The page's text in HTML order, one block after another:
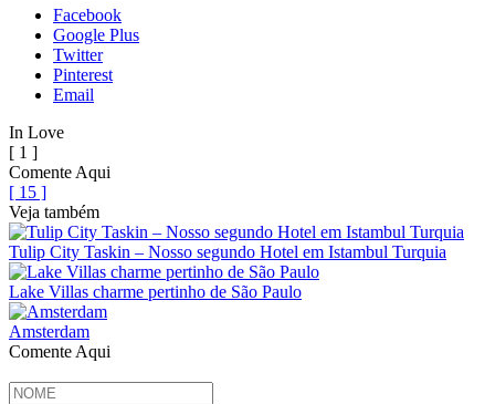
Facebook
Google Plus
Twitter
Pinterest
Email
In Love
[ 1 ]
Comente Aqui
[ 15 ]
Veja também
Tulip City Taskin – Nosso segundo Hotel em Istambul Turquia
Lake Villas charme pertinho de São Paulo
Amsterdam
Comente Aqui